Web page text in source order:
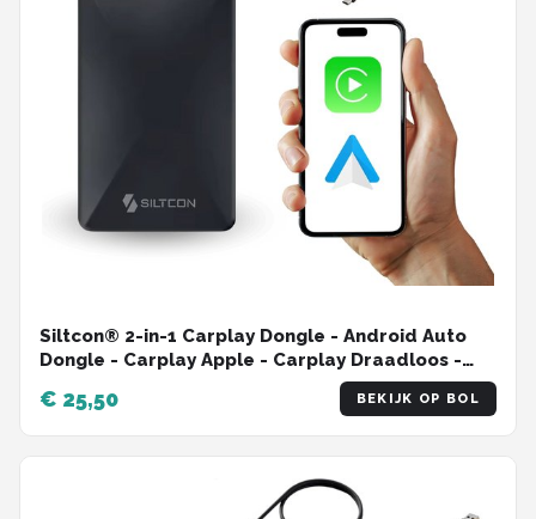
Siltcon® 2-in-1 Carplay Dongle - Android Auto
Dongle - Carplay Apple - Carplay Draadloos -
Wireless Carplay - Android Auto - USB - USB-C -
Zwart - 2024 Model
€ 25,50 BEKIJK OP BOL